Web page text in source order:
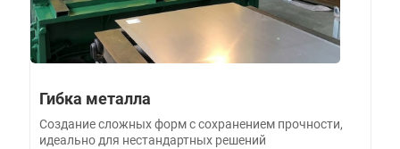
Гибка металла
Создание сложных форм с сохранением прочности,
идеально для нестандартных решений